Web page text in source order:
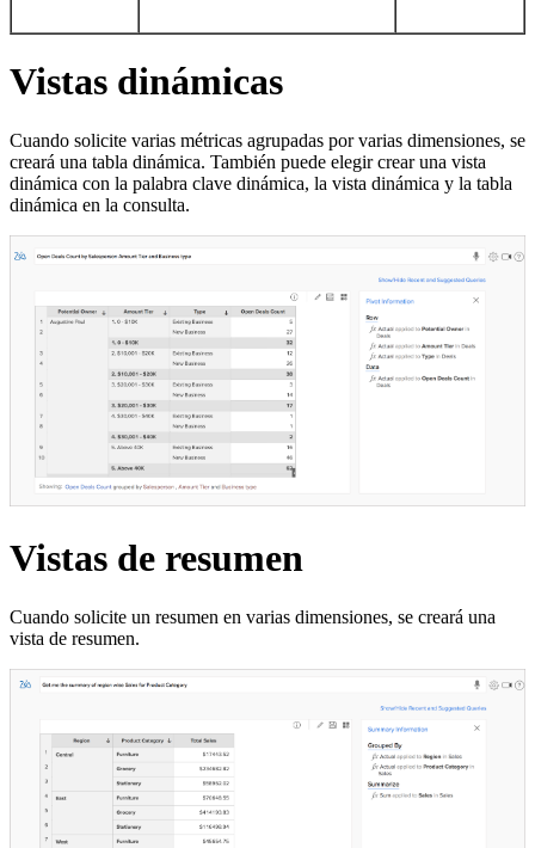
Vistas dinámicas
Cuando solicite varias métricas agrupadas por varias dimensiones, se
creará una tabla dinámica. También puede elegir crear una vista
dinámica con la palabra clave dinámica, la vista dinámica y la tabla
dinámica en la consulta.
Vistas de resumen
Cuando solicite un resumen en varias dimensiones, se creará una
vista de resumen.